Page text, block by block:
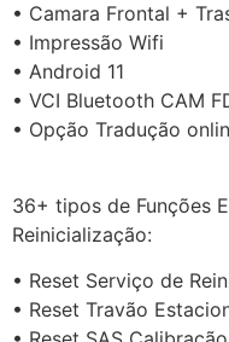
• Camara Frontal +
• Impressão Wifi
• Android 11
• VCI Bluetooth CAM
• Opção Tradução
36+ tipos de Funções
Reinicialização:
• Reset Serviço de
• Reset Travão